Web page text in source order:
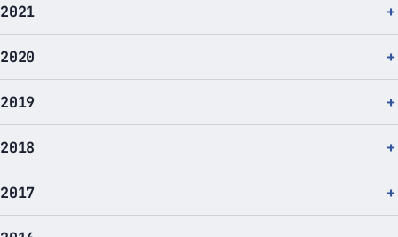
2021
2020
2019
2018
2017